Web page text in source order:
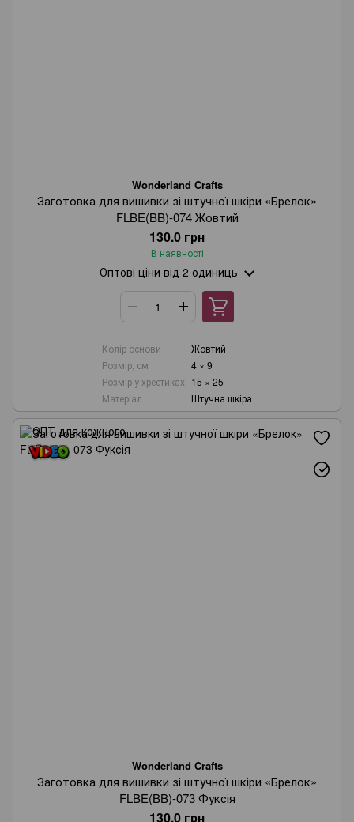
Wonderland Crafts
Заготовка для вишивки зі штучної шкіри «Брелок»
FLBE(BB)-074 Жовтий
130.0 грн
В наявності
Оптові ціни від 2 одиниць
Колір основи
Жовтий
Розмір, см
4 × 9
Розмір у хрестиках 15 × 25
Матеріал
Штучна шкіра
Wonderland Crafts
Заготовка для вишивки зі штучної шкіри «Брелок»
FLBE(BB)-073 Фуксія
130.0 грн